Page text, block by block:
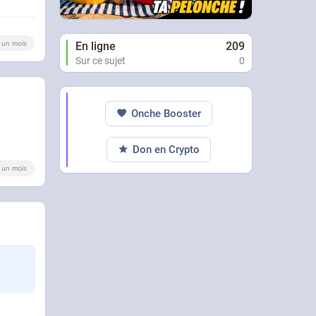
un mois
un mois
En ligne 209
Sur ce sujet 0
Onche Booster
Don en Crypto